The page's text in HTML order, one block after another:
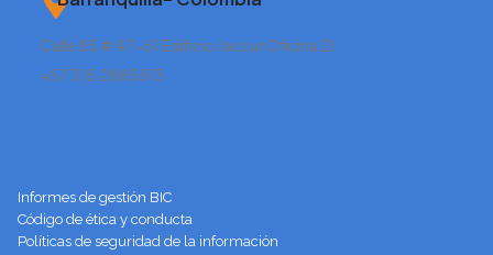
Calle 85 # 47-61 Edificio Jaccur Oficina 2J
+57 315 2885513
Informes de gestión BIC
Código de ética y conducta
Políticas de seguridad de la información